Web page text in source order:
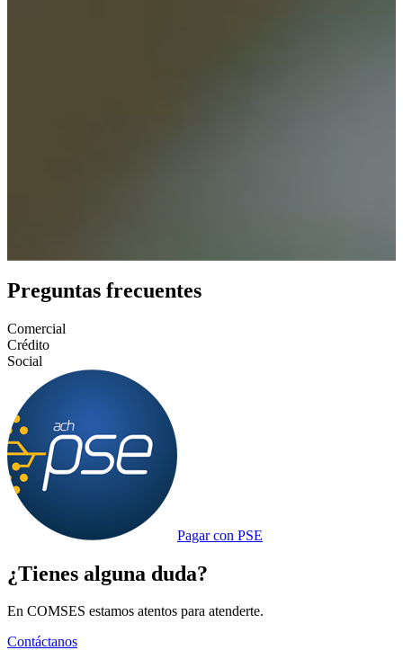
Preguntas frecuentes
Comercial
Crédito
Social
Pagar con PSE
¿Tienes alguna duda?
En COMSES estamos atentos para atenderte.
Contáctanos